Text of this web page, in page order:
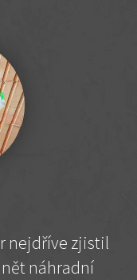
nejdříve zjistil
náhradní